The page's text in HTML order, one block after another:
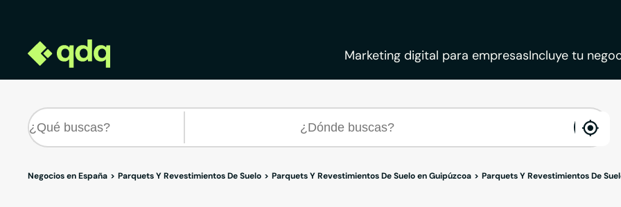
Marketing digital para empresasIncluye tu
Negocios en España Parquets Y Revestimientos De Suelo Parquets Y Revestimientos De Suelo en Guipúzcoa Parquets Y Revestimientos De